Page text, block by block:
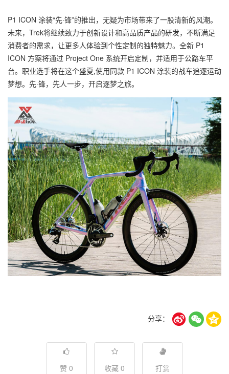
P1 ICON 涂装“先·锋”的推出，无疑为市场带来了一股清新的风潮。
未来，Trek将继续致力于创新设计和高品质产品的研发，不断满足
消费者的需求，让更多人体验到个性定制的独特魅力。全新 P1
ICON 方案将通过 Project One 系统开启定制，并适用于公路车平
台。职业选手将在这个盛夏,使用同款 P1 ICON 涂装的战车追逐运动
梦想。先·锋，先人一步，开启逐梦之旅。
分享：
赞 0 收藏 0 打赏